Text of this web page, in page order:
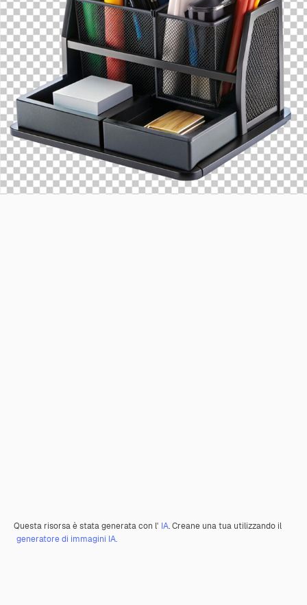
Questa risorsa è stata generata con l' IA. Creane una tua utilizzando il
generatore di immagini IA.